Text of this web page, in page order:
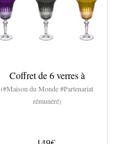
Coffret de 6 verres à
(#Maison du Monde #Partenariat
rémunéré)